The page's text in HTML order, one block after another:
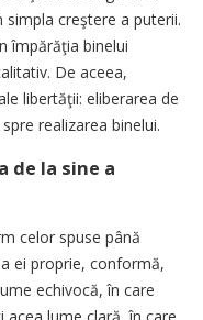
creştere a puterii.
împărăţia binelui
De aceea,
libertăţii: eliberarea de
realizarea binelui.
de la sine a
celor spuse până
ei proprie, conformă,
echivocă, în care